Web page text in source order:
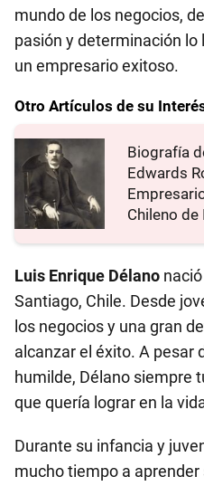
mundo de los negocios,
pasión y determinación
un empresario exitoso.
Otro Artículos de su
Biografía
Edwards
Chileno
Luis Enrique Délano
Santiago, Chile. Desde
los negocios y una gran
alcanzar el éxito. A pesar
humilde, Délano siempre
que quería lograr en la
Durante su infancia y
mucho tiempo a